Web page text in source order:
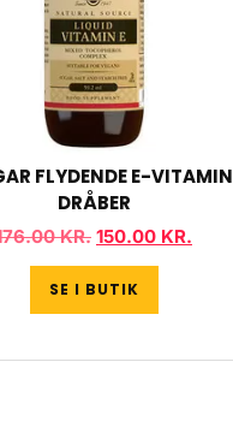
FLYDENDE E-VITAMIN
DRÅBER
KR. 150.00 KR.
SE I BUTIK